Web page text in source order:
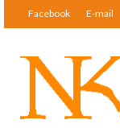
Facebook E-mail